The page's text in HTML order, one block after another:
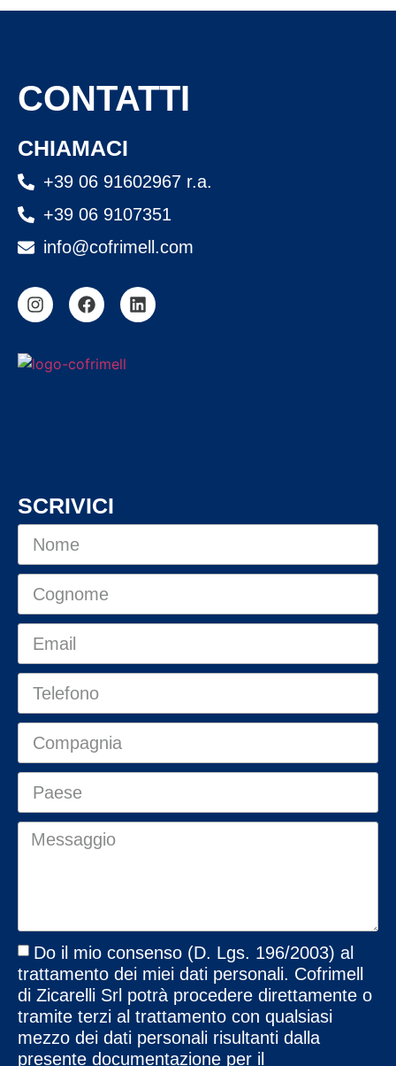
CONTATTI
CHIAMACI
+39 06 91602967 r.a.
+39 06 9107351
info@cofrimell.com
SCRIVICI
Do il mio consenso (D. Lgs. 196/2003) al
trattamento dei miei dati personali. Cofrimell
di Zicarelli Srl potrà procedere direttamente o
tramite terzi al trattamento con qualsiasi
mezzo dei dati personali risultanti dalla
presente documentazione per il